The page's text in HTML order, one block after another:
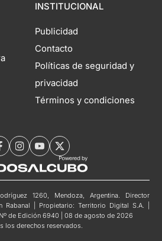
INSTITUCIONAL
Publicidad
Contacto
Políticas de seguridad y
privacidad
Términos y condiciones
1260, Mendoza, Argentina. Director
Rabanal | Propietario: Territorio Digital S.A. |
de Edición 6940 | 08 de agosto de 2026
los derechos reservados.